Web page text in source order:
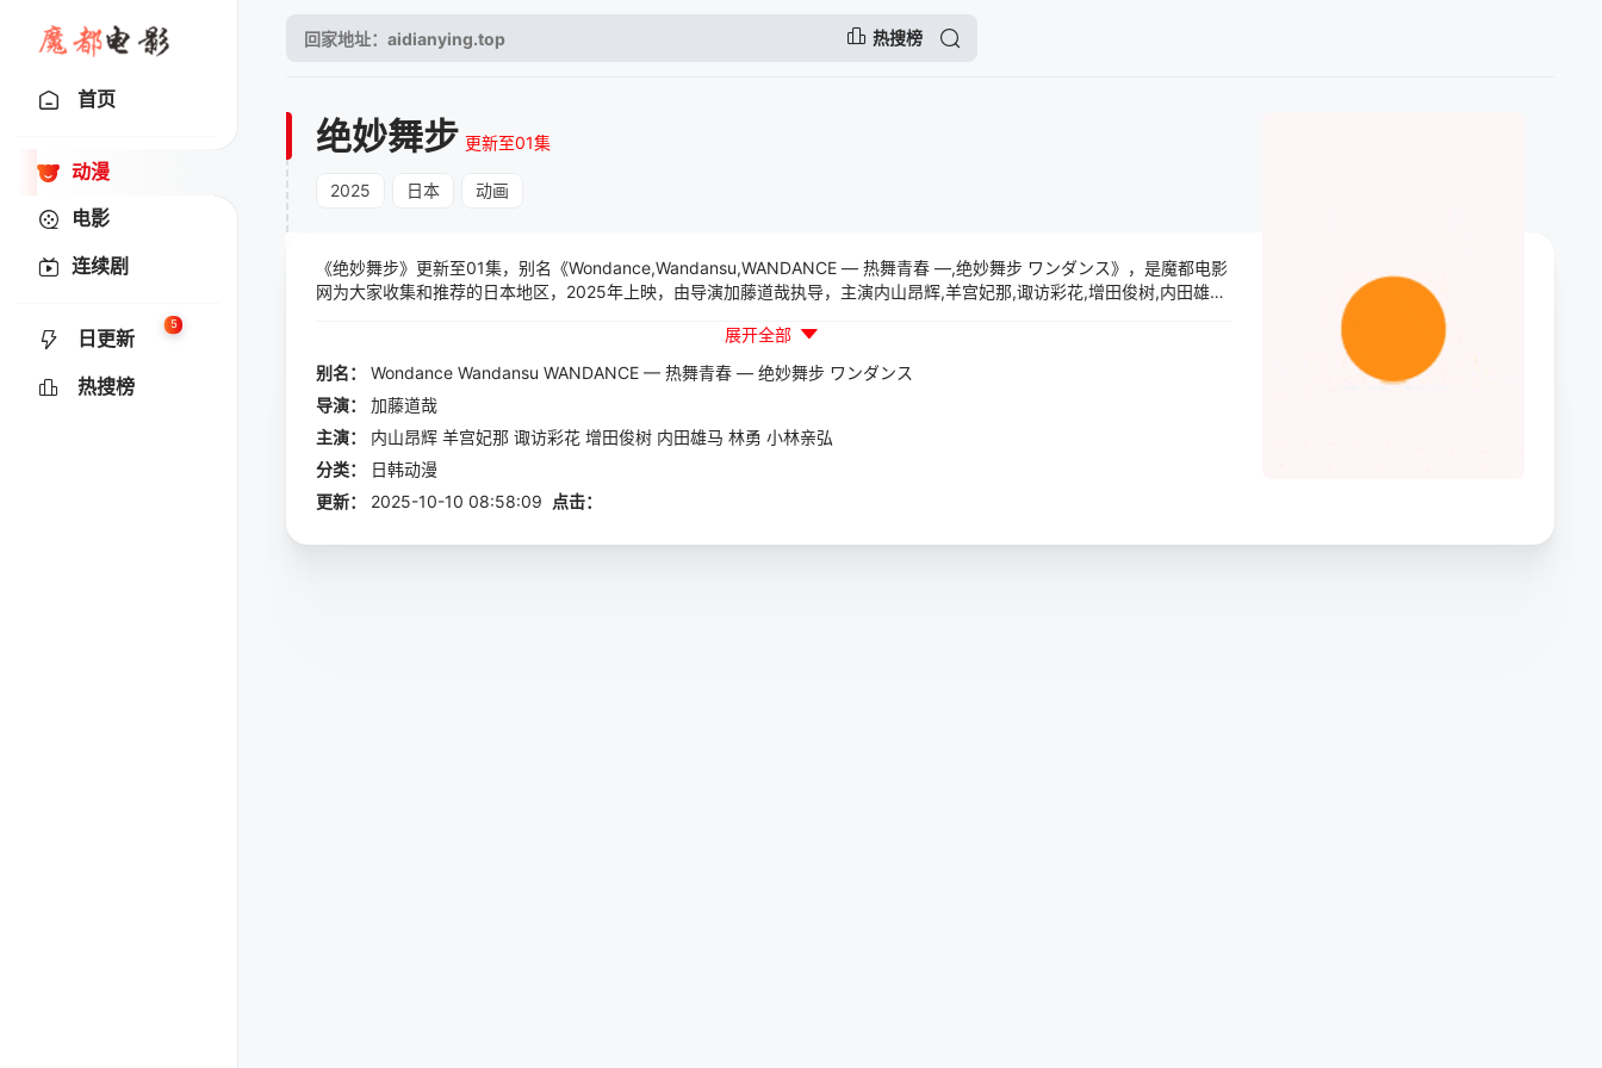
热搜榜
首页
动漫
电影
连续剧
日更新
5
热搜榜
绝妙舞步 更新至01集
2025 日本 动画
《绝妙舞步》更新至01集，别名《Wondance,Wandansu,WANDANCE — 热舞青春 —,绝妙舞步 ワンダンス》，是魔都电影
网为大家收集和推荐的日本地区，2025年上映，由导演加藤道哉执导，主演内山昂辉,羊宫妃那,诹访彩花,增田俊树,内田雄马,
活的日子宣告终结。因为舞蹈的出现，改变了小谷花木的全世界，青春高校时光就是要尽情Freestyle。
展开全部
别名：
Wondance Wandansu WANDANCE — 热舞青春 — 绝妙舞步 ワンダンス
导演：
加藤道哉
主演：
内山昂辉 羊宫妃那 诹访彩花 增田俊树 内田雄马 林勇 小林亲弘
分类：
日韩动漫
更新：
2025-10-10 08:58:09 点击：